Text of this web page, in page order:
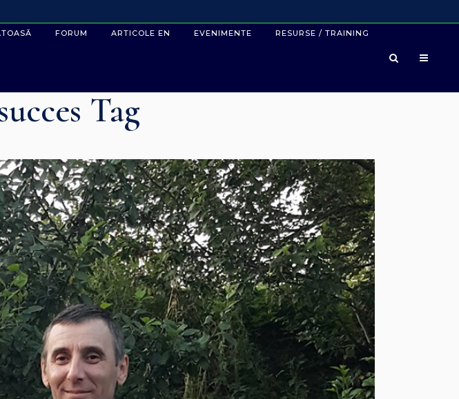
FORUM ARTICOLE EN EVENIMENTE RESURSE / TRAINING
Tag